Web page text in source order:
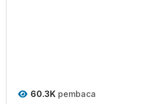
60.3K pembaca